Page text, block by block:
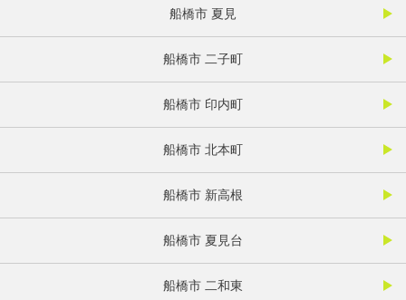
船橋市 夏見
船橋市 二子町
船橋市 印内町
船橋市 北本町
船橋市 新高根
船橋市 夏見台
船橋市 二和東